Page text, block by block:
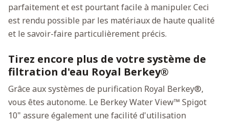
parfaitement et est pourtant facile à manipuler. Ceci
est rendu possible par les matériaux de haute qualité
et le savoir-faire particulièrement précis.
Tirez encore plus de votre système de
filtration d'eau Royal Berkey®
Grâce aux systèmes de purification Royal Berkey®,
vous êtes autonome. Le Berkey Water View™ Spigot
10" assure également une facilité d'utilisation